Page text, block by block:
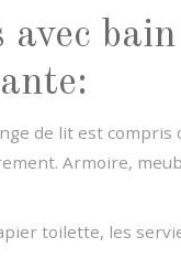
avec
de lit est compris
Armoire,
toilette, les